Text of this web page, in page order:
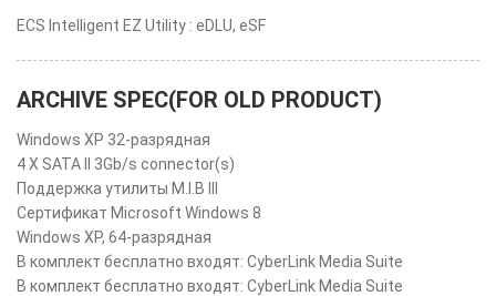
ECS Intelligent EZ Utility : eDLU, eSF
ARCHIVE SPEC(FOR OLD PRODUCT)
Windows XP 32-разрядная
4 X SATA II 3Gb/s connector(s)
Поддержка утилиты M.I.B III
Сертификат Microsoft Windows 8
Windows XP, 64-разрядная
В комплект бесплатно входят: CyberLink Media Suite
В комплект бесплатно входят: CyberLink Media Suite